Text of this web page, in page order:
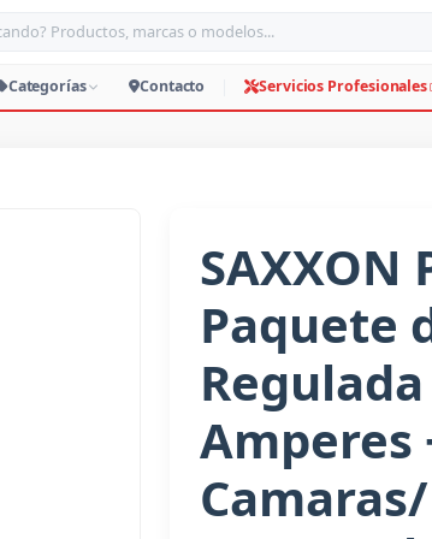
Categorías Contacto
SAXXON
Paquete
Regulada
Amperes